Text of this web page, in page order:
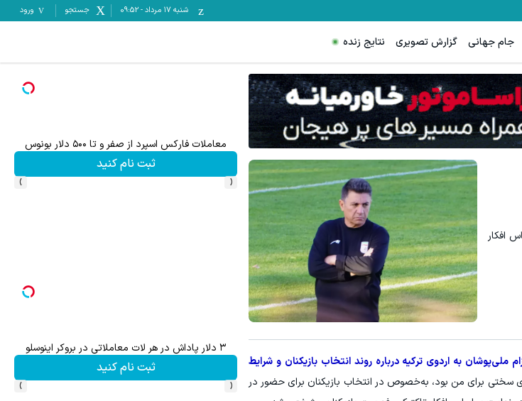
شنبه ۱۷ مرداد -
09:52 جستجو ورود
جام جهانی گزارش تصویری نتایج زنده
افکار
ملی‌پوشان به اردوی ترکیه درباره روند انتخاب بازیکنان و شرایط
سختی برای من بود، به‌خصوص در انتخاب بازیکنان برای حضور در
معاملات فارکس اسپرد از صفر و تا ۵۰۰ دلار بونوس
ثبت نام کنید
تا %60 تخفیف محصولات جین وست + خرید در 4 قسط
مشاهده و خرید
‹
›
ثبت نام کنید
تا 60 درصد تخفیف ویژه جین وست + خرید در4 قسط
مشاهده و خرید
‹
›